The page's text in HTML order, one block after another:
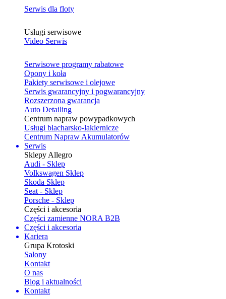
Serwis dla floty
Usługi serwisowe
Video Serwis
Serwisowe programy rabatowe
Opony i koła
Pakiety serwisowe i olejowe
Serwis gwarancyjny i pogwarancyjny
Rozszerzona gwarancja
Auto Detailing
Centrum napraw powypadkowych
Usługi blacharsko-lakiernicze
Centrum Napraw Akumulatorów
Serwis
Sklepy Allegro
Audi - Sklep
Volkswagen Sklep
Skoda Sklep
Seat - Sklep
Porsche - Sklep
Części i akcesoria
Części zamienne NORA B2B
Części i akcesoria
Kariera
Grupa Krotoski
Salony
Kontakt
O nas
Blog i aktualności
Kontakt